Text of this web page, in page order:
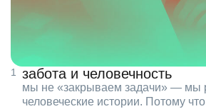
забота и человечность
мы не «закрываем задачи» — мы
человеческие истории. Потому